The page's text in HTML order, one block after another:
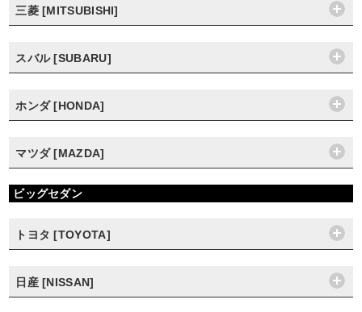
三菱 [MITSUBISHI]
スバル [SUBARU]
ホンダ [HONDA]
マツダ [MAZDA]
ビッグセダン
トヨタ [TOYOTA]
日産 [NISSAN]